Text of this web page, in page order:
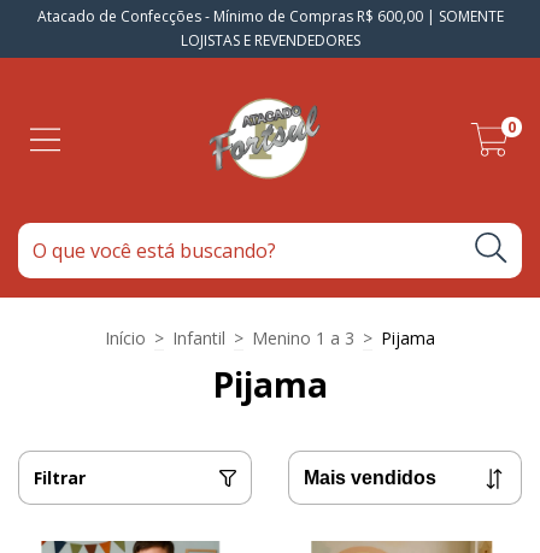
Atacado de Confecções - Mínimo de Compras R$ 600,00 | SOMENTE
LOJISTAS E REVENDEDORES
0
Início > Infantil > Menino 1 a 3 > Pijama
Pijama
Filtrar